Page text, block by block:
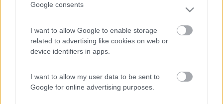
Google consents
I want to allow Google to enable storage
related to advertising like cookies on web or
device identifiers in apps.
I want to allow my user data to be sent to
Google for online advertising purposes.
Inserito il16/03/2017 alle: 09:56:40
a te.. se sei della provincia di Torino potresti dirmi chi ti ha fatto
giomiller
1951